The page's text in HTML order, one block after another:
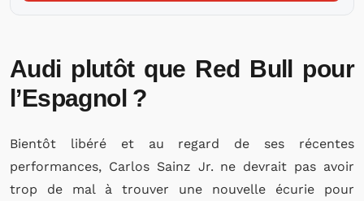
Audi plutôt que Red Bull pour
l’Espagnol ?
Bientôt libéré et au regard de ses récentes
performances, Carlos Sainz Jr. ne devrait pas avoir
trop de mal à trouver une nouvelle écurie pour